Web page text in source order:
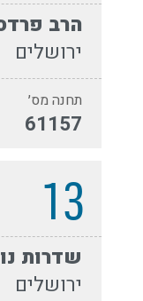
הרב
ירושלים
תחנה מס׳
61157
13
שדרות
ירושלים